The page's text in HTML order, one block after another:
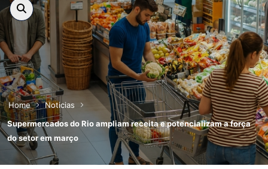
Home
Noticias
Supermercados do Rio ampliam receita e potencializam a força
do setor em março